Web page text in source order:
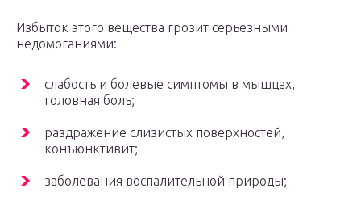
Избыток этого вещества грозит серьезными
недомоганиями:
слабость и болевые симптомы в мышцах,
головная боль;
раздражение слизистых поверхностей,
конъюнктивит;
заболевания воспалительной природы;